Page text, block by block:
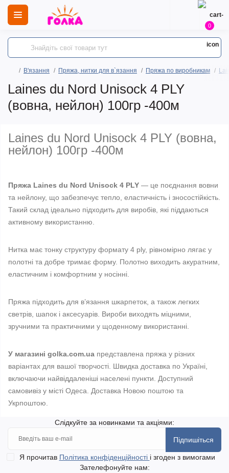
0
В'язання Пряжа, нитки для в`язання Пряжа по виробникам
Laines du Nord Unisock 4 PLY
(вовна, нейлон) 100гр -400м
Laines du Nord Unisock 4 PLY (вовна,
нейлон) 100гр -400м
Пряжа Laines du Nord Unisock 4 PLY — це поєднання вовни
та нейлону, що забезпечує тепло, еластичність і зносостійкість.
Такий склад ідеально підходить для виробів, які піддаються
активному використанню.
Нитка має тонку структуру формату 4 ply, рівномірно лягає у
полотні та добре тримає форму. Полотно виходить акуратним,
еластичним і комфортним у носінні.
Пряжа підходить для в’язання шкарпеток, а також легких
светрів, шапок і аксесуарів. Вироби виходять міцними,
зручними та практичними у щоденному використанні.
У магазині golka.com.ua представлена пряжа у різних
варіантах для вашої творчості. Швидка доставка по Україні,
включаючи найвіддаленіші населені пункти. Доступний
самовивіз у місті Одеса. Доставка Новою поштою та
Укрпоштою.
Слідкуйте за новинками та акціями:
Підпишіться
Я прочитав Політика конфіденційності і згоден з вимогами
Зателефонуйте нам: